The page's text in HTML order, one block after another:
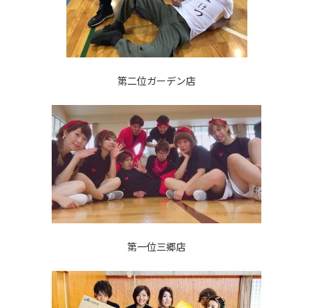
第二位ガーデン店
第一位三郷店